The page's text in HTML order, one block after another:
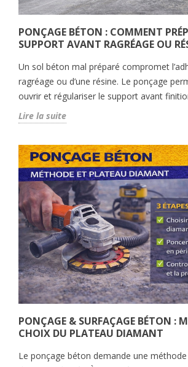
PONÇAGE BÉTON : COMMENT
SUPPORT AVANT RAGRÉAGE OU
Un sol béton mal préparé compromet
ragréage ou d’une résine. Le ponçage
ouvrir et régulariser le support avant
Lire la suite
PONÇAGE & SURFAÇAGE BÉTON :
CHOIX DU PLATEAU DIAMANT
Le ponçage béton demande une